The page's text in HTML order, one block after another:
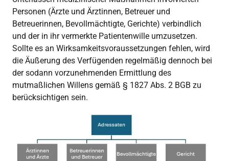
Personen (Ärzte und Ärztinnen, Betreuer und
Betreuerinnen, Bevollmächtigte, Gerichte) verbindlich
und der in ihr vermerkte Patientenwille umzusetzen.
Sollte es an Wirksamkeitsvoraussetzungen fehlen, wird
die Äußerung des Verfügenden regelmäßig dennoch bei
der sodann vorzunehmenden Ermittlung des
mutmaßlichen Willens gemäß § 1827 Abs. 2 BGB zu
berücksichtigen sein.